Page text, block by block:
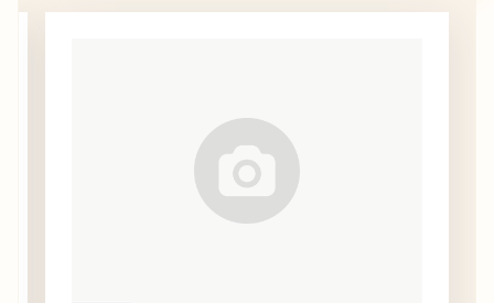
srpen a neděje se